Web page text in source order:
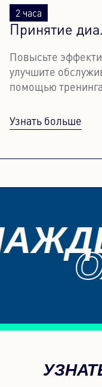
2 часа
Принятие
Повысьте
улучшите
помощью
Узнать больше